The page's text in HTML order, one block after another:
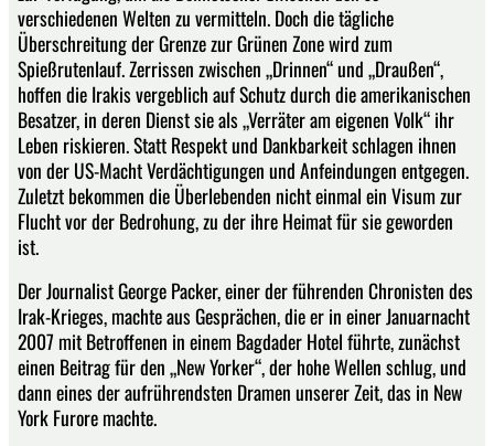
verschiedenen Welten zu vermitteln. Doch die tägliche
Überschreitung der Grenze zur Grünen Zone wird zum
Spießrutenlauf. Zerrissen zwischen „Drinnen“ und „Draußen“,
hoffen die Irakis vergeblich auf Schutz durch die amerikanischen
Besatzer, in deren Dienst sie als „Verräter am eigenen Volk“ ihr
Leben riskieren. Statt Respekt und Dankbarkeit schlagen ihnen
von der US-Macht Verdächtigungen und Anfeindungen entgegen.
Zuletzt bekommen die Überlebenden nicht einmal ein Visum zur
Flucht vor der Bedrohung, zu der ihre Heimat für sie geworden
ist.
Der Journalist George Packer, einer der führenden Chronisten des
Irak-Krieges, machte aus Gesprächen, die er in einer Januarnacht
2007 mit Betroffenen in einem Bagdader Hotel führte, zunächst
einen Beitrag für den „New Yorker“, der hohe Wellen schlug, und
dann eines der aufrührendsten Dramen unserer Zeit, das in New
York Furore machte.